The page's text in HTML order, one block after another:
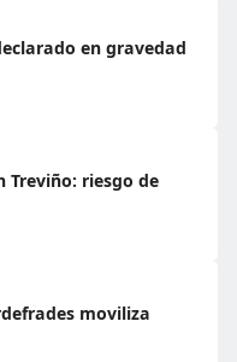
en gravedad
Treviño: riesgo de
moviliza